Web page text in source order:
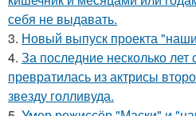
себя не выдавать.
3. Новый выпуск проекта
4. За последние несколько лет
превратилась из актрисы
звезду голливуда.